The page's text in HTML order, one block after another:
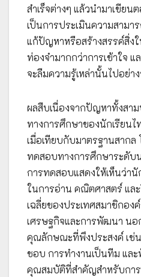
สำเร็จต่างๆ แล้วนำมาเขีย
เป็นการประเมินความสามา
แก้ปัญหาหรือสร้างสรรค์สิ่ง
ท่องจำมากกว่าการเข้าใจ แ
จะลืมความรู้เหล่านั้นไปอย่าง
ผลสืบเนื่องจากปัญหาทั้งสา
ทางการศึกษาของนักเรียน
เมื่อเทียบกับมาตรฐานสากล
ทดสอบทางการศึกษาระดับ
การทดสอบแสดงให้เห็นว่า
ในการอ่าน คณิตศาสตร์ แล
เฉลี่ยของประเทศสมาชิกอง
เศรษฐกิจและการพัฒนา นอ
คุณลักษณะที่พึงประสงค์ เช่
ชอบ การทำงานเป็นทีม แล
คุณสมบัติที่สำคัญสำหรับการ